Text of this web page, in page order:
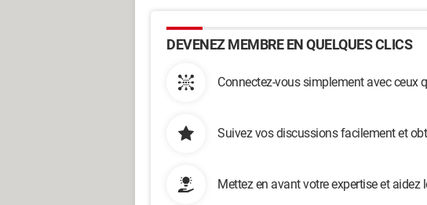
DEVENEZ MEMBRE EN QUELQUES CLICS
Connectez-vous simplement avec ceux
Suivez vos discussions facilement et
Mettez en avant votre expertise et aidez